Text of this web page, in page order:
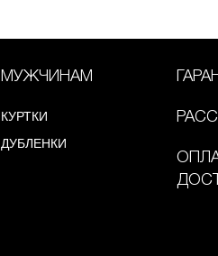
МУЖЧИНАМ
КУРТКИ
ДУБЛЕНКИ